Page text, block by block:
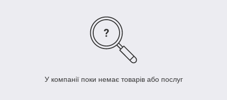
У компанії поки немає товарів або послуг